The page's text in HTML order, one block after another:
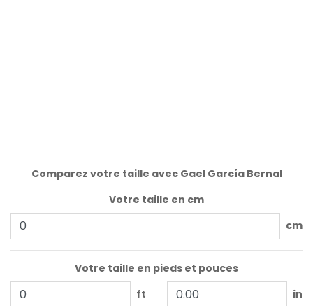
Comparez votre taille avec Gael García Bernal
Votre taille en cm
cm
Votre taille en pieds et pouces
ft
in